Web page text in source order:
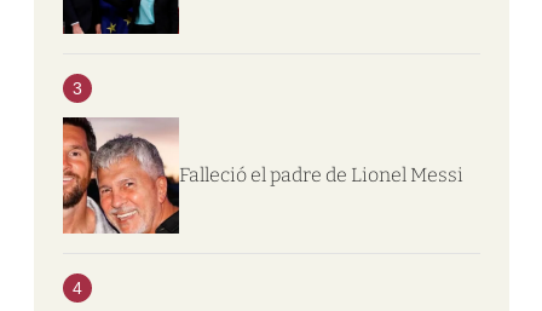
3
Falleció el padre de Lionel Messi
4